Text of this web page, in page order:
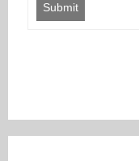
Submit